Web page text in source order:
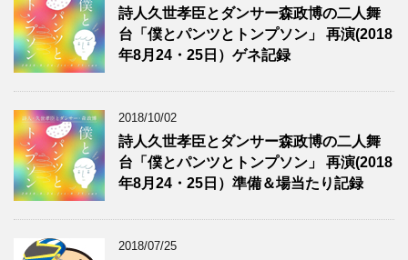
詩人久世孝臣とダンサー森政博の二人舞
台「僕とパンツとトンプソン」 再演(2018
年8月24・25日）ゲネ記録
2018/10/02
詩人久世孝臣とダンサー森政博の二人舞
台「僕とパンツとトンプソン」 再演(2018
年8月24・25日）準備＆場当たり記録
2018/07/25